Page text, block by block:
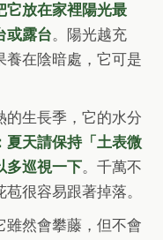
它放在家裡陽光最
或露台。陽光越充
養在陰暗處，它可是
的生長季，它的水分
夏天請保持「土表微
多巡視一下。千萬不
很容易跟著掉落。
雖然會攀藤，但不會